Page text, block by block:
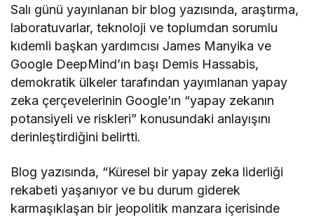
Salı günü yayınlanan bir blog yazısında, araştırma,
laboratuvarlar, teknoloji ve toplumdan sorumlu
kıdemli başkan yardımcısı James Manyika ve
Google DeepMind’ın başı Demis Hassabis,
demokratik ülkeler tarafından yayımlanan yapay
zeka çerçevelerinin Google’ın “yapay zekanın
potansiyeli ve riskleri” konusundaki anlayışını
derinleştirdiğini belirtti.
Blog yazısında, “Küresel bir yapay zeka liderliği
rekabeti yaşanıyor ve bu durum giderek
karmaşıklaşan bir jeopolitik manzara içerisinde